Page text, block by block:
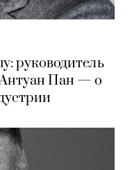
руководитель
Пан — о